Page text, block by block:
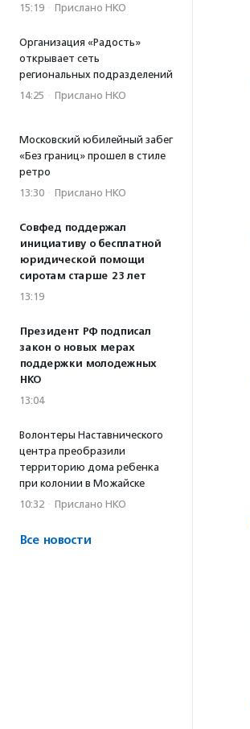
15:19 · Прислано НКО
Организация «Радость»
открывает сеть
региональных подразделений
14:25 · Прислано НКО
Московский юбилейный забег
«Без границ» прошел в стиле
ретро
13:30 · Прислано НКО
Совфед поддержал
инициативу о бесплатной
юридической помощи
сиротам старше 23 лет
13:19
Президент РФ подписал
закон о новых мерах
поддержки молодежных
НКО
13:04
Волонтеры Наставнического
центра преобразили
территорию дома ребенка
при колонии в Можайске
10:32 · Прислано НКО
Все новости